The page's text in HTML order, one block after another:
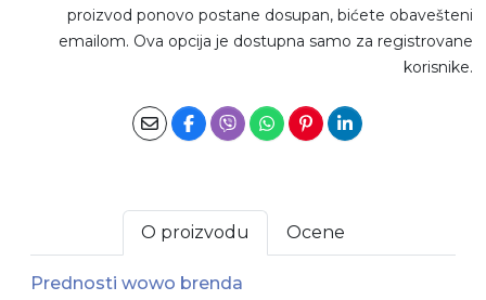
proizvod ponovo postane dosupan, bićete obavešteni
emailom. Ova opcija je dostupna samo za registrovane
korisnike.
O proizvodu Ocene
Prednosti wowo brenda